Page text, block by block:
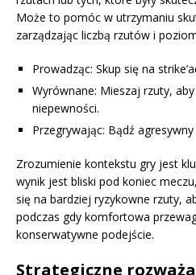
Może to pomóc w utrzymaniu
zarządzając liczbą rzutów i
Prowadząc: Skup się na
Wyrównane: Mieszaj rzuty,
niepewności.
Przegrywając: Bądź
Zrozumienie kontekstu gry jest
wynik jest bliski pod koniec
się na bardziej ryzykowne rzuty,
podczas gdy komfortowa
konserwatywne podejście.
Strategiczne